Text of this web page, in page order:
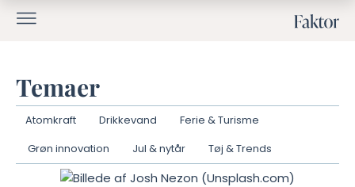
Temaer
Atomkraft Drikkevand
Ferie & Turisme
Grøn innovation
Jul & nytår Tøj & Trends